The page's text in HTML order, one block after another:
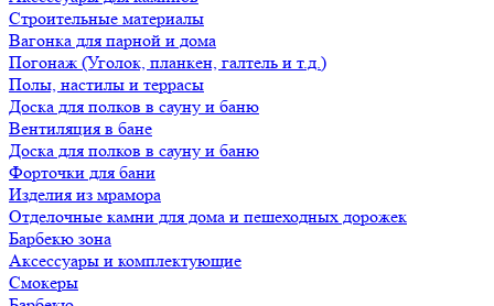
Строительные материалы
Вагонка для парной и дома
Погонаж (Уголок, планкен, галтель и т.д.)
Полы, настилы и террасы
Доска для полков в сауну и баню
Вентиляция в бане
Доска для полков в сауну и баню
Форточки для бани
Изделия из мрамора
Отделочные камни для дома и пешеходных дорожек
Барбекю зона
Аксессуары и комплектующие
Смокеры